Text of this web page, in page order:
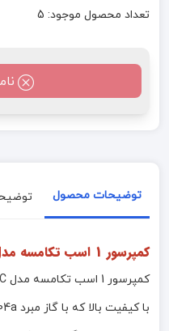
تعداد محصول موجود: 5
توضیحات محصول توضیحات
کمپرسور 1 اسب تکامسه مدل AE2430Z-FZ3C